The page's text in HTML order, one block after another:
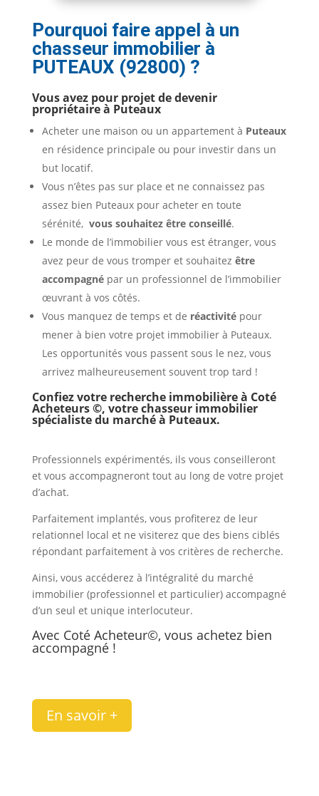
Pourquoi faire appel à un
chasseur immobilier à
PUTEAUX (92800) ?
Vous avez pour projet de devenir
propriétaire à Puteaux
Acheter une maison ou un appartement à Puteaux
en résidence principale ou pour investir dans un
but locatif.
Vous n’êtes pas sur place et ne connaissez pas
assez bien Puteaux pour acheter en toute
sérénité, vous souhaitez être conseillé.
Le monde de l’immobilier vous est étranger, vous
avez peur de vous tromper et souhaitez être
accompagnépar un professionnel de l’immobilier
œuvrant à vos côtés.
Vous manquez de temps et de réactivitépour
mener à bien votre projet immobilier à Puteaux.
Les opportunités vous passent sous le nez, vous
arrivez malheureusement souvent trop tard !
Confiez votre recherche immobilière à Coté
Acheteurs ©, votre chasseur immobilier
spécialiste du marché à Puteaux.
Professionnels expérimentés, ils vous conseilleront
et vous accompagneront tout au long de votre projet
d’achat.
Parfaitement implantés, vous profiterez de leur
relationnel local et ne visiterez que des biens ciblés
répondant parfaitement à vos critères de recherche.
Ainsi, vous accéderez à l’intégralité du marché
immobilier (professionnel et particulier) accompagné
d’un seul et unique interlocuteur.
Avec Coté Acheteur©, vous achetez bien
accompagné !
En savoir +